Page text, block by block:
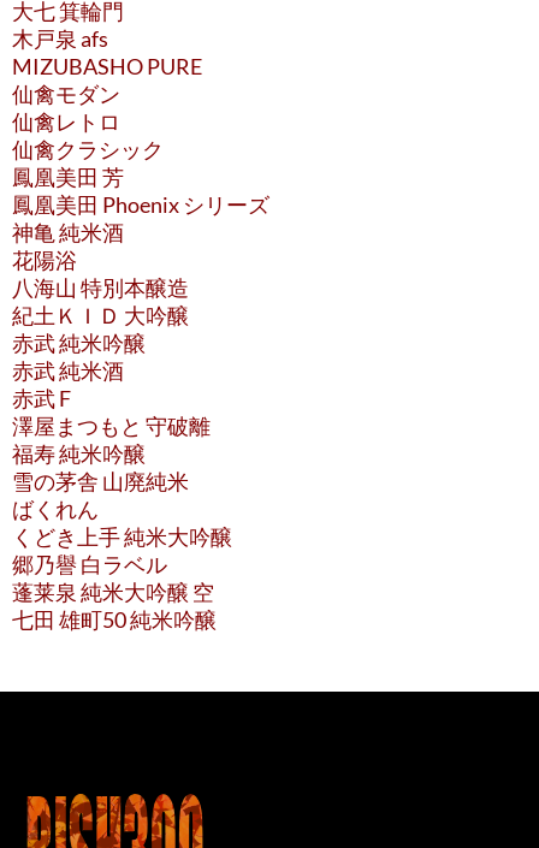
大七 箕輪門
木戸泉 afs
MIZUBASHO PURE
仙禽モダン
仙禽レトロ
仙禽クラシック
鳳凰美田 芳
鳳凰美田 Phoenix シリーズ
神亀 純米酒
花陽浴
八海山 特別本醸造
紀土ＫＩＤ 大吟醸
赤武 純米吟醸
赤武 純米酒
赤武 F
澤屋まつもと 守破離
福寿 純米吟醸
雪の茅舎 山廃純米
ばくれん
くどき上手 純米大吟醸
郷乃譽 白ラベル
蓬莱泉 純米大吟醸 空
七田 雄町50 純米吟醸